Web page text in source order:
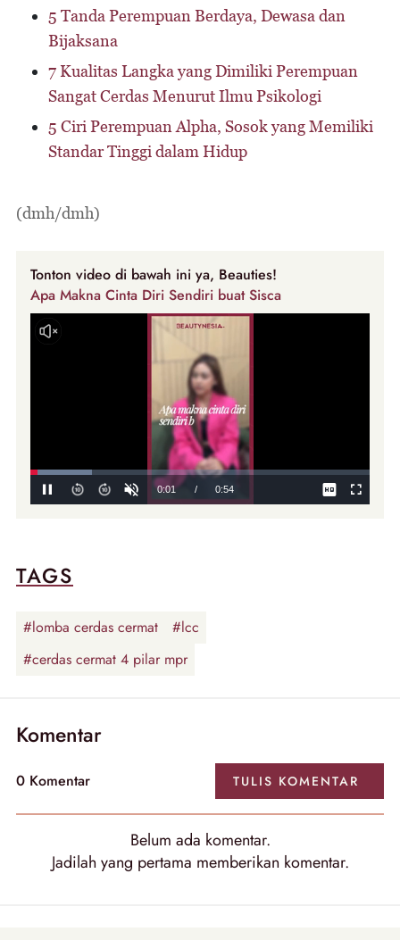
5 Tanda Perempuan Berdaya, Dewasa dan
Bijaksana
7 Kualitas Langka yang Dimiliki Perempuan
Sangat Cerdas Menurut Ilmu Psikologi
5 Ciri Perempuan Alpha, Sosok yang Memiliki
Standar Tinggi dalam Hidup
(dmh/dmh)
Tonton video di bawah ini ya, Beauties!
Apa Makna Cinta Diri Sendiri buat Sisca
TAGS
#lomba cerdas cermat
#lcc
#cerdas cermat 4 pilar mpr
Komentar
0 Komentar TULIS KOMENTAR
Belum ada komentar.
Jadilah yang pertama memberikan komentar.